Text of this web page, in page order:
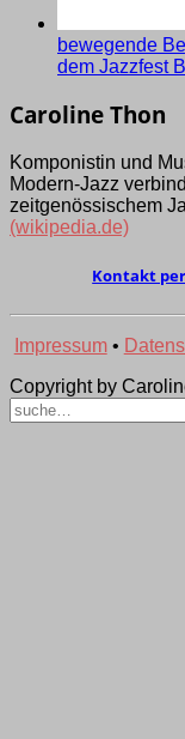
bewegende
dem Jazzfest
Caroline Thon
Komponistin und
Modern-Jazz
zeit­genös­sischem
(wikipedia.de)
Kontakt
Impressum•
Copyright by